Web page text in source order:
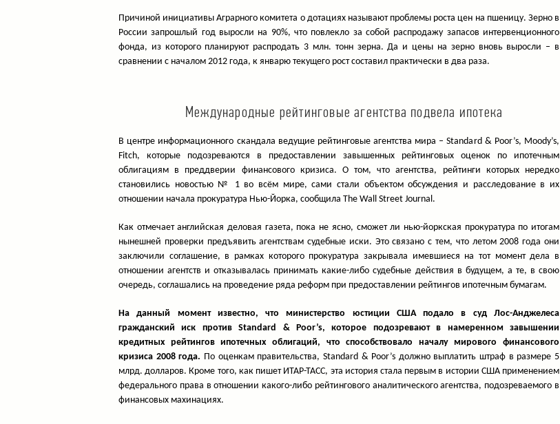
Причиной инициативы Аграрного комитета о дотациях называют проблемы роста цен на пшеницу. Зерно в
России запрошлый год выросли на 90%, что повлекло за собой распродажу запасов интервенционного
фонда, из которого планируют распродать 3 млн. тонн зерна. Да и цены на зерно вновь выросли – в
сравнении с началом 2012 года, к январю текущего рост составил практически в два раза.
Международные рейтинговые агентства подвела ипотека
В центре информационного скандала ведущие рейтинговые агентства мира – Standard & Poor’s, Moody’s,
Fitch, которые подозреваются в предоставлении завышенных рейтинговых оценок по ипотечным
облигациям в преддверии финансового кризиса. О том, что агентства, рейтинги которых нередко
становились новостью № 1 во всём мире, сами стали объектом обсуждения и расследование в их
отношении начала прокуратура Нью-Йорка, сообщила The Wall Street Journal.
Как отмечает английская деловая газета, пока не ясно, сможет ли нью-йоркская прокуратура по итогам
нынешней проверки предъявить агентствам судебные иски. Это связано с тем, что летом 2008 года они
заключили соглашение, в рамках которого прокуратура закрывала имевшиеся на тот момент дела в
отношении агентств и отказывалась принимать какие-либо судебные действия в будущем, а те, в свою
очередь, соглашались на проведение ряда реформ при предоставлении рейтингов ипотечным бумагам.
На данный момент известно, что министерство юстиции США подало в суд Лос-Анджелеса
гражданский иск против Standard & Poor’s, которое подозревают в намеренном завышении
кредитных рейтингов ипотечных облигаций, что способствовало началу мирового финансового
кризиса 2008 года. По оценкам правительства, Standard & Poor’s должно выплатить штраф в размере 5
млрд. долларов. Кроме того, как пишет ИТАР-ТАСС, эта история стала первым в истории США применением
федерального права в отношении какого-либо рейтингового аналитического агентства, подозреваемого в
финансовых махинациях.